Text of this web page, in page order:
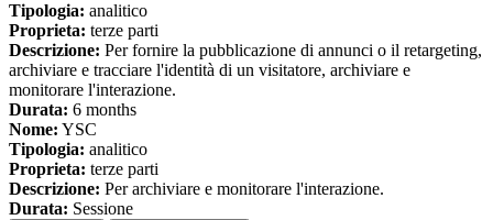
Tipologia: analitico
Proprieta: terze parti
Descrizione: Per fornire la pubblicazione di annunci o il retargeting,
archiviare e tracciare l'identità di un visitatore, archiviare e
monitorare l'interazione.
Durata: 6 months
Nome: YSC
Tipologia: analitico
Proprieta: terze parti
Descrizione: Per archiviare e monitorare l'interazione.
Durata: Sessione